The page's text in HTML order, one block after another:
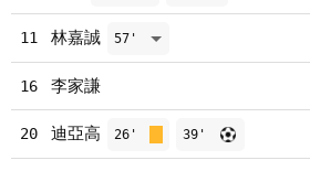
11 林嘉誠 57'
16 李家謙
20 迪亞高 26' 39'